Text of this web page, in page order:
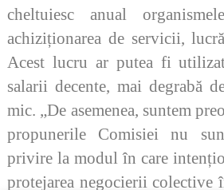
cheltuiesc anual
achiziționarea de servicii,
Acest lucru ar putea fi
salarii decente, mai degrabă
mic. „De asemenea, suntem
propunerile Comisiei nu
privire la modul în care
protejarea negocierii colective